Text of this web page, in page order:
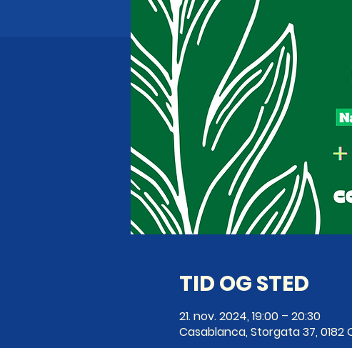
TID OG STED
21. nov. 2024, 19:00 – 20:30
Casablanca, Storgata 37, 0182